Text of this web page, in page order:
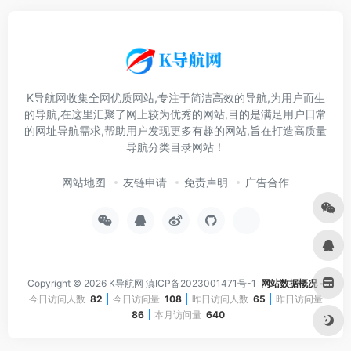
K导航网收集全网优质网站,专注于简洁高效的导航,为用户而生
的导航,在这里汇聚了网上较为优秀的网站,目的是满足用户日常
的网址导航需求,帮助用户发现更多有趣的网站,旨在打造高质量
导航分类目录网站！
网站地图 友链申请 免责声明 广告合作
Copyright © 2026 K导航网 滇ICP备2023001471号-1 网站数据概况 -
今日访问人数 82 今日访问量 108 昨日访问人数 65
昨日访问量
86
本月访问量 640